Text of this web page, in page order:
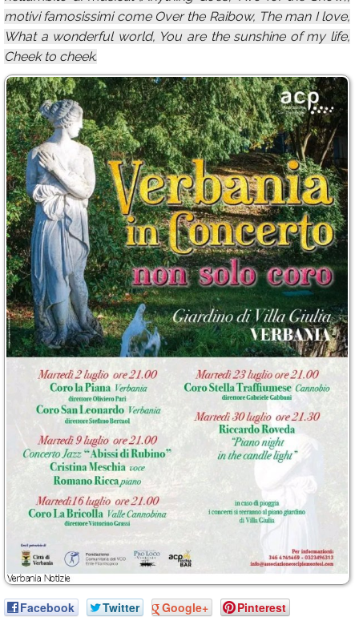
motivi famosissimi come Over the Raibow, The man I love,
What a wonderful world, You are the sunshine of my life,
Cheek to cheek.
Facebook Twitter Google+ Pinterest